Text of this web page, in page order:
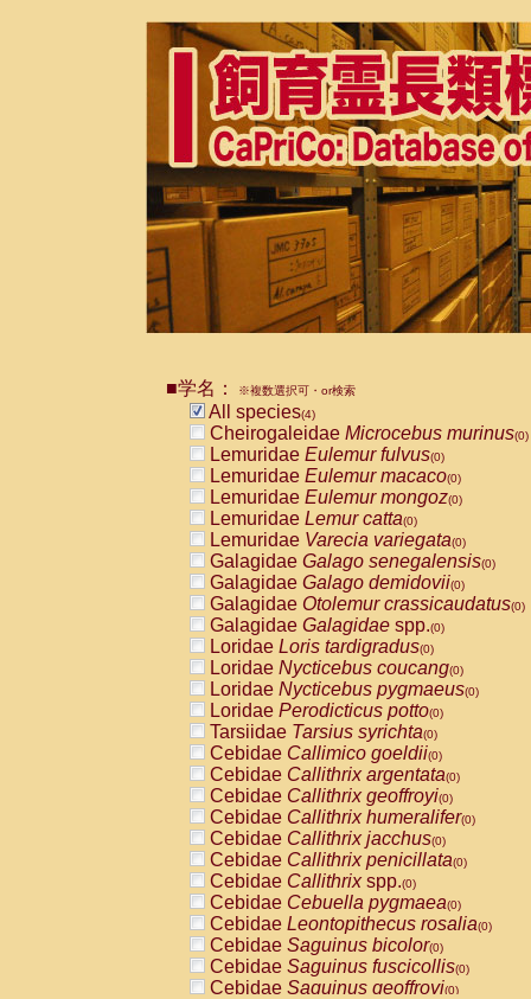
■学名： ※複数選択可・or検索
All species(4)
Cheirogaleidae Microcebus murinus(0)
Lemuridae Eulemur fulvus(0)
Lemuridae Eulemur macaco(0)
Lemuridae Eulemur mongoz(0)
Lemuridae Lemur catta(0)
Lemuridae Varecia variegata(0)
Galagidae Galago senegalensis(0)
Galagidae Galago demidovii(0)
Galagidae Otolemur crassicaudatus(0)
Galagidae Galagidae spp.(0)
Loridae Loris tardigradus(0)
Loridae Nycticebus coucang(0)
Loridae Nycticebus pygmaeus(0)
Loridae Perodicticus potto(0)
Tarsiidae Tarsius syrichta(0)
Cebidae Callimico goeldii(0)
Cebidae Callithrix argentata(0)
Cebidae Callithrix geoffroyi(0)
Cebidae Callithrix humeralifer(0)
Cebidae Callithrix jacchus(0)
Cebidae Callithrix penicillata(0)
Cebidae Callithrixspp.(0)
Cebidae Cebuella pygmaea(0)
Cebidae Leontopithecus rosalia(0)
Cebidae Saguinus bicolor(0)
Cebidae Saguinus fuscicollis(0)
Cebidae Saguinus geoffroyi(0)